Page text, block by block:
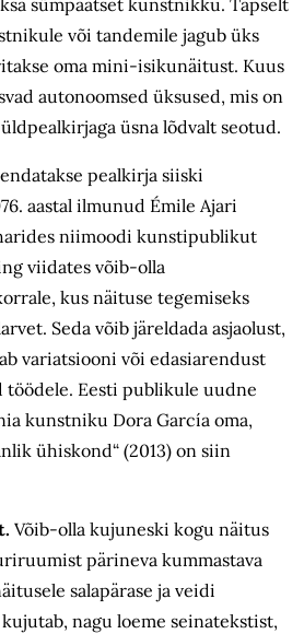
sümpaatset kunstnikku. Täpselt
või tandemile jagub üks
oma mini-isikunäitust. Kuus
autonoomsed üksused, mis on
üsna lõdvalt seotud.
pealkirja siiski
aastal ilmunud Émile Ajari
niimoodi kunstipublikut
viidates võib-olla
kus näituse tegemiseks
Seda võib järeldada asjaolust,
variatsiooni või edasiarendust
Eesti publikule uudne
kunstniku Dora García oma,
ühiskond“ (2013) on siin
Võib-olla kujuneski kogu näitus
pärineva kummastava
salapärase ja veidi
nagu loeme seinatekstist,